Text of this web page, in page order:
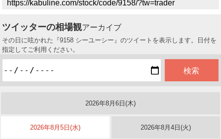
ツイッターの相場観アーカイブ
その日に呟かれた『9158 シーユーシー』のツイートを表示します。日付を
指定してご利用ください。
2026年8月6日(木)
2026年8月5日(水) 2026年8月4日(火)